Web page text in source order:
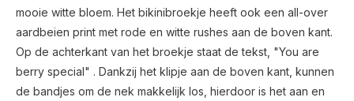
mooie witte bloem. Het bikinibroekje heeft ook een all-over
aardbeien print met rode en witte rushes aan de boven kant.
Op de achterkant van het broekje staat de tekst, "You are
berry special" . Dankzij het klipje aan de boven kant, kunnen
de bandjes om de nek makkelijk los, hierdoor is het aan en